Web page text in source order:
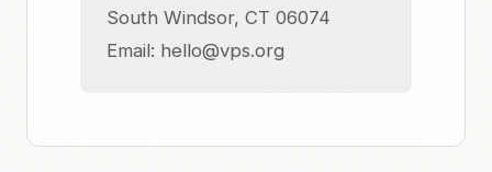
South Windsor, CT 06074
Email: hello@vps.org